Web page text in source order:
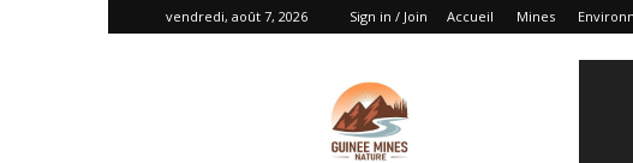
vendredi, août 7, 2026 Sign in / Join Accueil Mines